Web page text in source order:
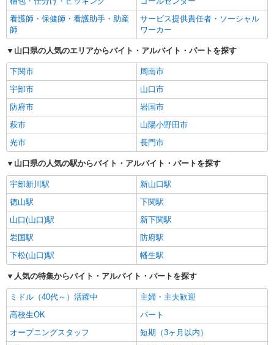
看護師・保健師・看護助手・助産
師
サービス提供責任者・ソーシャル
ワーカー
山口県の人気のエリアからバイト・アルバイト・パートを探す
下関市
周南市
宇部市
山口市
防府市
岩国市
萩市
山陽小野田市
光市
長門市
山口県の人気の駅からバイト・アルバイト・パートを探す
宇部新川駅
新山口駅
徳山駅
下関駅
山口(山口)駅
新下関駅
岩国駅
防府駅
下松(山口)駅
幡生駅
人気の特集からバイト・アルバイト・パートを探す
ミドル（40代～）活躍中
主婦・主夫歓迎
高校生OK
パート
オープニングスタッフ
短期（3ヶ月以内）